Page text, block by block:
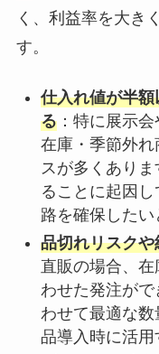
く、利益率を大き
す。
仕入れ値が半
る：特に展示
在庫・季節外
スが多くあり
ることに起因
路を確保したい
品切れリスク
直販の場合、
わせた発注が
わせて最適な
品導入時に活用